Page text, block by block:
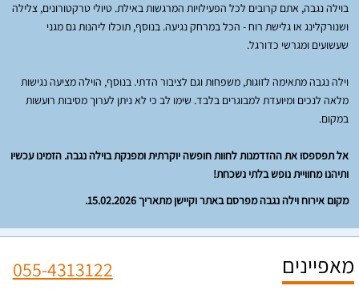
בוילה נגבה, אתם קרובים לכל הפעילויות המרגשות באילת. טיולי טרקטורונים, צלילה
ושנורקלינג או גלישת רוח - הכל במרחק נגיעה. בנוסף, תוכלו ליהנות גם מגני
שעשועים ומגרשי כדורגל.
וילה נגבה מתאימה לזוגות, משפחות וגם לציבור הדתי. בנוסף, הוילה מציעה נגישות
מלאה לנכים ומיועדת למבוגרים בלבד. שימו לב כי לא ניתן לערוך מסיבות רועשות
במקום.
אל תפספסו את ההזדמנות לחוות חופשה יוקרתית ומפנקת בוילה נגבה. הזמינו עכשיו
ותיהנו מחוויית נופש בלתי נשכחת!
מקום אירוח וילה נגבה מפרסם באתר וקיישן מתאריך 15.02.2026.
מאפיינים 055-4313122